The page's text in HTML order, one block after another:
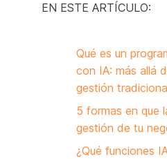
EN ESTE ARTÍCULO:
Qué es un
con IA: más allá
gestión
5 formas en que
gestión de tu
¿Qué funciones